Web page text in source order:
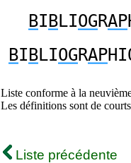
BI BLIOGRAP
BI BLIOGRAP
Liste conforme à la
Les définitions sont de
Liste précédente